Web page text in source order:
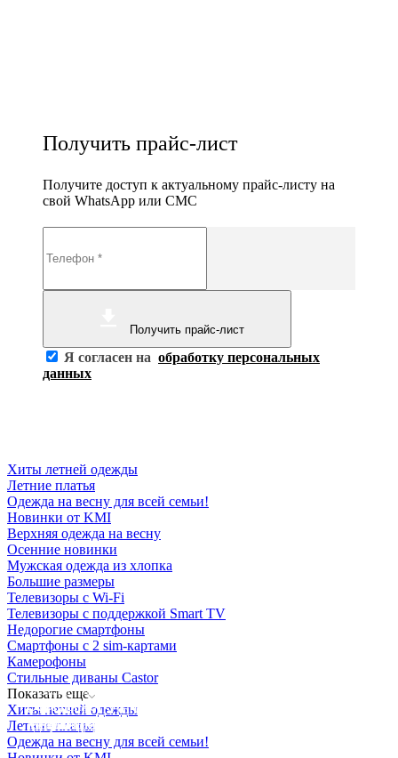
Получить прайс-лист
Получите доступ к актуальному прайс-листу на
свой WhatsApp или СМС
Получить прайс-лист
Я согласен на обработку персональных
данных
Хиты летней одежды
Летние платья
Одежда на весну для всей семьи!
Новинки от KMI
Верхняя одежда на весну
Осенние новинки
Мужская одежда из хлопка
Большие размеры
Телевизоры с Wi-Fi
Телевизоры с поддержкой Smart TV
Недорогие смартфоны
Смартфоны с 2 sim-картами
Камерофоны
Стильные диваны Castor
Показать еще
Хиты летней одежды
Летние платья
Одежда на весну для всей семьи!
Освещение
Здания префектуры ТиНАО
Освещение
Калужский завод путевых машин и гидроприводов
Освещение
СТРОИТЕЛЬНЫЙ ГИПЕРМАРКЕТ «ЛЕРУА
МЕРЛЕН»
Освещение
Железнодорожный вокзал Арзамас-1